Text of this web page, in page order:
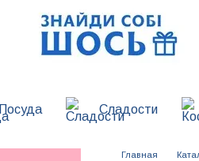
Посуда Сладости
Главная